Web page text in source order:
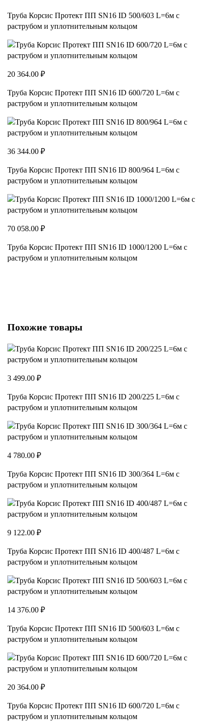
Труба Корсис Протект ПП SN16 ID 500/603 L=6м с
раструбом и уплотнительным кольцом
20 364.00 ₽
Труба Корсис Протект ПП SN16 ID 600/720 L=6м с
раструбом и уплотнительным кольцом
36 344.00 ₽
Труба Корсис Протект ПП SN16 ID 800/964 L=6м с
раструбом и уплотнительным кольцом
70 058.00 ₽
Труба Корсис Протект ПП SN16 ID 1000/1200 L=6м с
раструбом и уплотнительным кольцом
Похожие товары
3 499.00 ₽
Труба Корсис Протект ПП SN16 ID 200/225 L=6м с
раструбом и уплотнительным кольцом
4 780.00 ₽
Труба Корсис Протект ПП SN16 ID 300/364 L=6м с
раструбом и уплотнительным кольцом
9 122.00 ₽
Труба Корсис Протект ПП SN16 ID 400/487 L=6м с
раструбом и уплотнительным кольцом
14 376.00 ₽
Труба Корсис Протект ПП SN16 ID 500/603 L=6м с
раструбом и уплотнительным кольцом
20 364.00 ₽
Труба Корсис Протект ПП SN16 ID 600/720 L=6м с
раструбом и уплотнительным кольцом